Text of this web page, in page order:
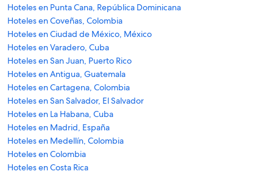
Hoteles en Punta Cana, República Dominicana
Hoteles en Coveñas, Colombia
Hoteles en Ciudad de México, México
Hoteles en Varadero, Cuba
Hoteles en San Juan, Puerto Rico
Hoteles en Antigua, Guatemala
Hoteles en Cartagena, Colombia
Hoteles en San Salvador, El Salvador
Hoteles en La Habana, Cuba
Hoteles en Madrid, España
Hoteles en Medellín, Colombia
Hoteles en Colombia
Hoteles en Costa Rica